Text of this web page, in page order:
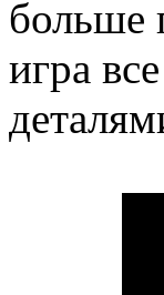
больше
игра